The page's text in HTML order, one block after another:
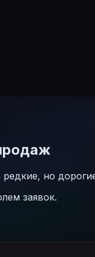
но
заявок.